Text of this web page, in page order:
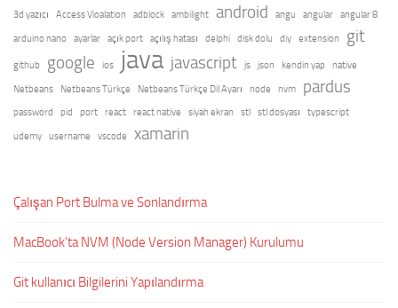
3d yazıcı Access Vioalation adblock ambilight android angu angular angular 8
arduino nano ayarlar açık port açılış hatası delphi disk dolu diy extension git
github google ios java javascript js json kendin yap native
Netbeans Netbeans Türkçe Netbeans Türkçe Dil Ayarı node nvm pardus
password pid port react react native siyah ekran stl stl dosyası typescript
udemy username vscode xamarin
Çalışan Port Bulma ve Sonlandırma
MacBook’ta NVM (Node Version Manager) Kurulumu
Git kullanıcı Bilgilerini Yapılandırma